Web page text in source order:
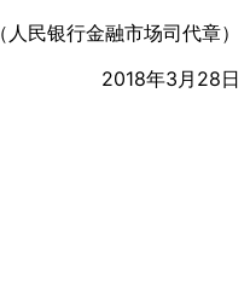
（人民银行金融市场司代章）
2018年3月28日